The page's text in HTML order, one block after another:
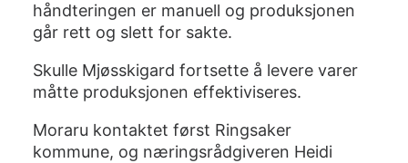
håndteringen er manuell og produksjonen
går rett og slett for sakte.
Skulle Mjøsskigard fortsette å levere varer
måtte produksjonen effektiviseres.
Moraru kontaktet først Ringsaker
kommune, og næringsrådgiveren Heidi